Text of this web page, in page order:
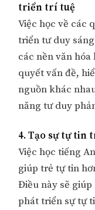
triển trí tuệ
Việc học về các
triển tư duy
các nền văn
quyết vấn đề,
nguồn khác
năng tư duy
4. Tạo sự tự tin
Việc học tiếng
giúp trẻ tự tin
Điều này sẽ
phát triển sự tự